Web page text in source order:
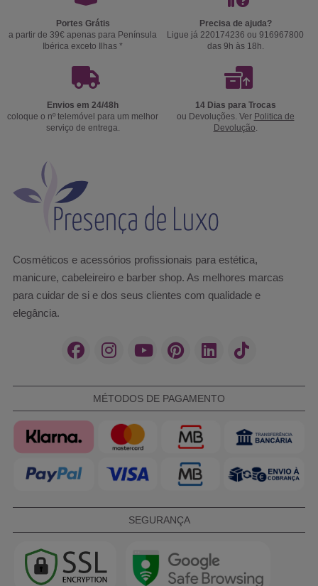
Portes Grátis
a partir de 39€ apenas para Península
Ibérica exceto Ilhas *
Precisa de ajuda?
Ligue já 220174236 ou 916967800
das 9h às 18h.
Envios em 24/48h
coloque o nº telemóvel para um melhor
serviço de entrega.
14 Dias para Trocas
ou Devoluções. Ver Politica de
Devolução.
Cosméticos e acessórios profissionais para estética,
manicure, cabeleireiro e barber shop. As melhores marcas
para cuidar de si e dos seus clientes com qualidade e
elegância.
MÉTODOS DE PAGAMENTO
SEGURANÇA